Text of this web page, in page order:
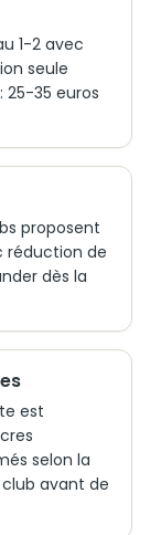
1-2 avec
seule
35 euros
proposent
réduction de
dès la
est
selon la
avant de